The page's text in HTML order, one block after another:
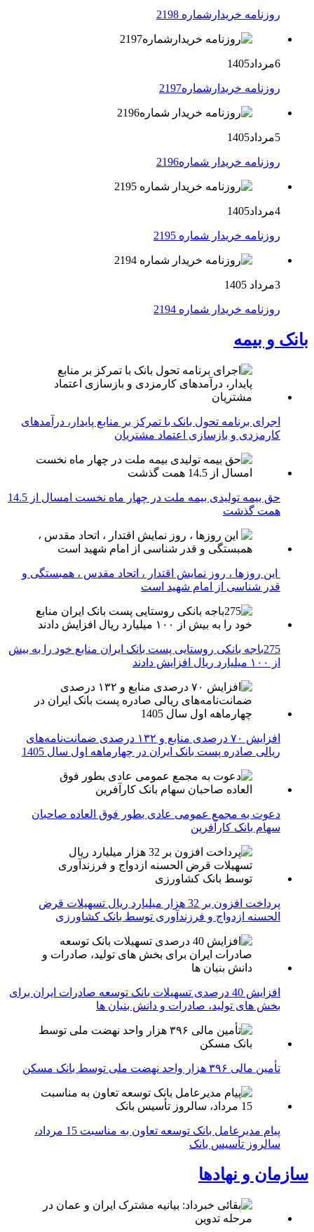
روزنامه خریدارشماره 2198
6مرداد1405
روزنامه خریدارشماره2197
5مرداد1405
روزنامه خریدار شماره2196
4مرداد1405
روزنامه خریدار شماره 2195
3مرداد 1405
روزنامه خریدار شماره 2194
بانک و بیمه
اجرای برنامه تحول بانک با تمرکز بر منابع پایدار، درآمدهای
کارمزدی و بازسازی اعتماد مشتریان
حق بیمه تولیدی بیمه ملت در چهار ماه نخست امسال از 14.5
همت گذشت
این روزها ، روز نمایش اقتدار ، اتحاد مقدس ، همبستگی و
قدر شناسی از امام شهید است
275باجه بانکی روستایی پست بانک ایران منابع خود را به بیش
از ۱۰۰ میلیارد ریال افزایش دادند
افزایش ۷۰ درصدی منابع و ۱۳۲ درصدی ضمانت‌نامه‌های
ریالی صادره پست بانک ایران در چهارماهه اول سال 1405
دعوت به مجمع عمومی عادی بطور فوق العاده صاحبان
سهام بانک کارآفرین
پرداخت افزون بر 32 هزار میلیارد ریال تسهیلات قرض
الحسنه ازدواج و فرزندآوری توسط بانک کشاورزی
افزایش 40 درصدی تسهیلات بانک توسعه صادرات ایران برای
بخش های تولید، صادرات و دانش بنیان ها
تأمین مالی ۳۹۶ هزار واحد نهضت ملی توسط بانک مسکن
پیام مدیرعامل بانک توسعه تعاون به مناسبت 15 مرداد،
سالروز تأسیس بانک
سازمان و نهادها